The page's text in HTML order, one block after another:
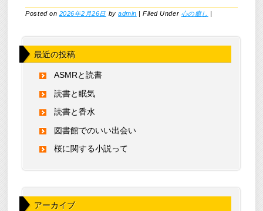
Posted on 2026年2月26日 byadmin |Filed Under 心の癒し |
最近の投稿
ASMRと読書
読書と眠気
読書と香水
図書館でのいい出会い
桜に関する小説って
アーカイブ